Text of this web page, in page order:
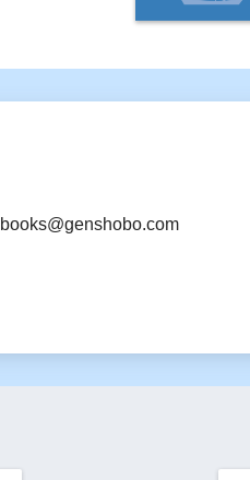
books@genshobo.com